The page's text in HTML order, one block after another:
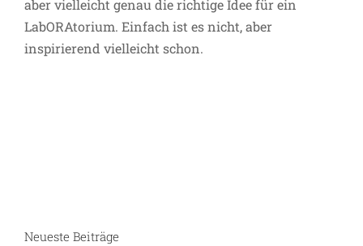
aber vielleicht genau die richtige Idee für ein
LabORAtorium. Einfach ist es nicht, aber
inspirierend vielleicht schon.
Neueste Beiträge